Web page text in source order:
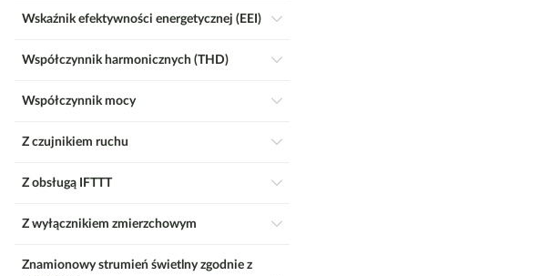
Wskaźnik efektywności energetycznej (EEI)
Współczynnik harmonicznych (THD)
Współczynnik mocy
Z czujnikiem ruchu
Z obsługą IFTTT
Z wyłącznikiem zmierzchowym
Znamionowy strumień świetlny zgodnie z